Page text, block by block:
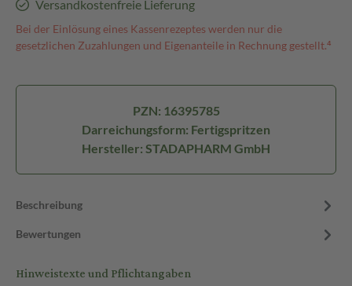
Versandkostenfreie Lieferung
Bei der Einlösung eines Kassenrezeptes werden nur die
gesetzlichen Zuzahlungen und Eigenanteile in Rechnung gestellt.⁴
PZN: 16395785
Darreichungsform: Fertigspritzen
Hersteller: STADAPHARM GmbH
Beschreibung
Bewertungen
Hinweistexte und Pflichtangaben